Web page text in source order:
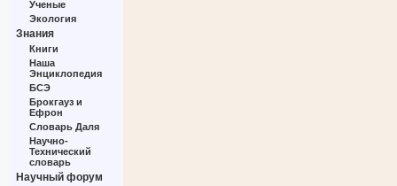
Ученые
Экология
Знания
Книги
Наша
Энциклопедия
БСЭ
Брокгауз и
Ефрон
Словарь Даля
Научно-
Технический
словарь
Научный форум